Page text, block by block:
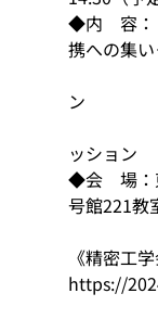
◆内　容：
携への集い
第一部
ン
第二部
ッション
◆会　場：
号館221教
《精密工
https://